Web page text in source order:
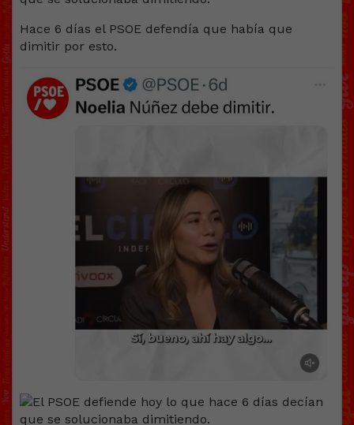
Hace 6 días el PSOE defendía que había que
dimitir por esto.